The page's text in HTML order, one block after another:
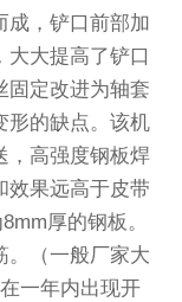
成，铲口前部加
大大提高了铲口
固定改进为轴套
形的缺点。该机
，高强度钢板焊
效果远高于皮带
厚的钢板。
。（一般厂家大
一年内出现开